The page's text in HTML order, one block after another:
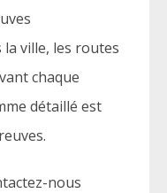
ville, les routes
chaque
détaillé est
nous